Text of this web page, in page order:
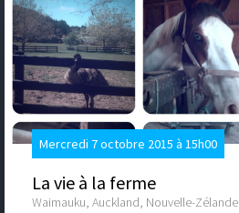
Mercredi 7 octobre 2015 à 15h00
La vie à la ferme
Waimauku, Auckland, Nouvelle-Zélande